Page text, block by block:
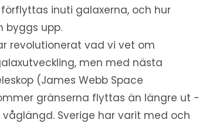
inuti galaxerna, och hur
byggs upp.
revolutionerat vad vi vet om
men med nästa
(James Webb Space
gränserna flyttas än längre ut -
Sverige har varit med och